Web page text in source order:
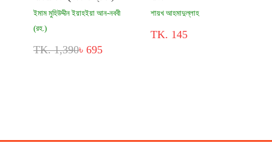
ইমাম মুহিউদ্দীন ইয়াহইয়া আন-নববী
(রহ.)
TK. 1,390৳ 695
শায়খ আহমাদুল্লাহ
TK. 145